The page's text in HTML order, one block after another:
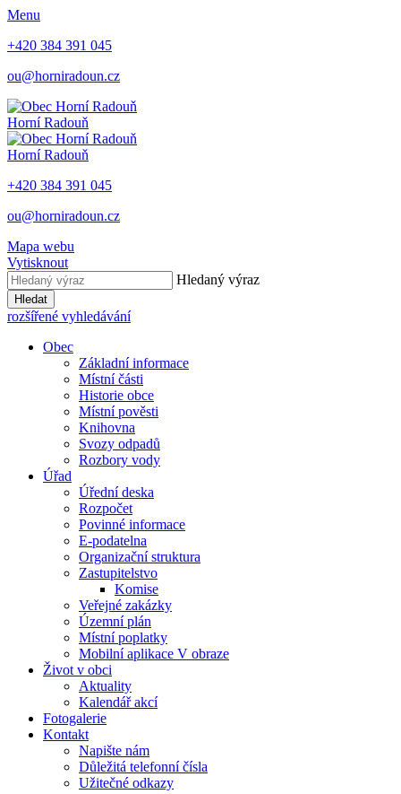
Menu
+420 384 391 045
ou@horniradoun.cz
Horní Radouň
Horní Radouň
+420 384 391 045
ou@horniradoun.cz
Mapa webu
Vytisknout
Hledaný výraz
Hledat
rozšířené vyhledávání
Obec
Základní informace
Místní části
Historie obce
Místní pověsti
Knihovna
Svozy odpadů
Rozbory vody
Úřad
Úřední deska
Rozpočet
Povinné informace
E-podatelna
Organizační struktura
Zastupitelstvo
Komise
Veřejné zakázky
Územní plán
Místní poplatky
Mobilní aplikace V obraze
Život v obci
Aktuality
Kalendář akcí
Fotogalerie
Kontakt
Napište nám
Důležitá telefonní čísla
Užitečné odkazy